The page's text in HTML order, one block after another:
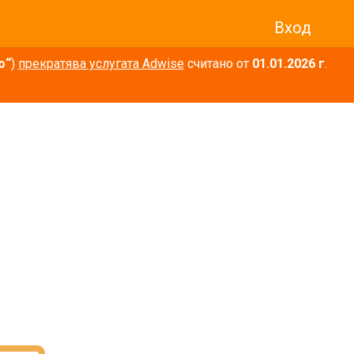
Вход
) прекратява услугата Adwiseсчитано от 01.01.2026 г.